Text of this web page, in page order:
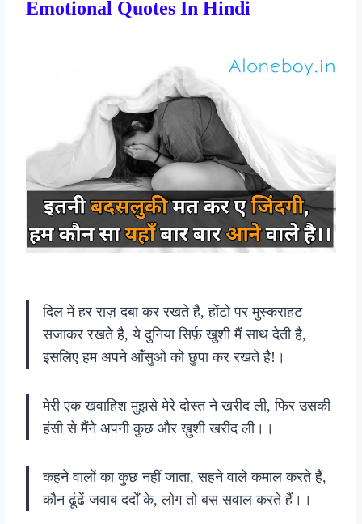
Emotional Quotes In Hindi
दिल में हर राज़ दबा कर रखते है, होंटो पर मुस्कराहट
सजाकर रखते है, ये दुनिया सिर्फ़ खुशी मैं साथ देती है,
इसलिए हम अपने आँसुओ को छुपा कर रखते है!।
मेरी एक खवाहिश मुझसे मेरे दोस्त ने खरीद ली, फिर उसकी
हंसी से मैंने अपनी कुछ और ख़ुशी खरीद ली।।
कहने वालों का कुछ नहीं जाता, सहने वाले कमाल करते हैं,
कौन ढूंढें जवाब दर्दों के, लोग तो बस सवाल करते हैं।।